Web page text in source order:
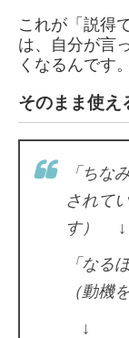
これが「説得
は、自分が言
くなるんです。
そのまま使え
「ちな
されて
す） ↓
「なる
（動機
↓